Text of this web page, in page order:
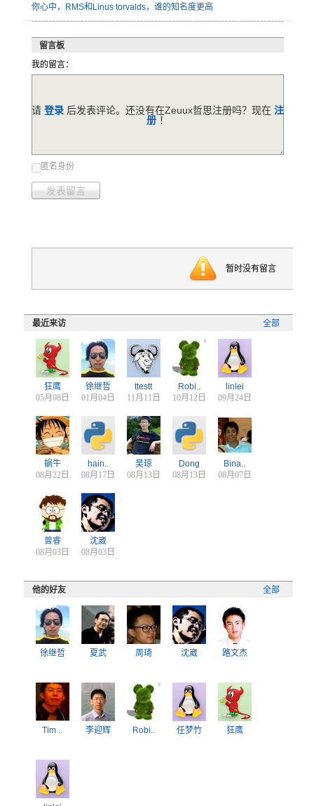
你心中，RMS和Linus torvalds，谁的知名度更高
留言板
我的留言：
匿名身份
发表留言
请 登录 后发表评论。还没有在Zeuux哲思注册吗？现在 注
册 ！
暂时没有留言
全部
最近来访
狂鹰
05月08日
徐继哲
01月04日
ttestt
11月11日
Robi..
10月12日
linlei
09月24日
蜗牛
08月22日
hain..
08月17日
吴琼
08月13日
Dong
08月13日
Bina..
08月07日
曾睿
08月03日
沈崴
08月03日
全部
他的好友
徐继哲 夏武 周琦 沈崴 路文杰
Tim .. 李迎辉 Robi.. 任梦竹 狂鹰